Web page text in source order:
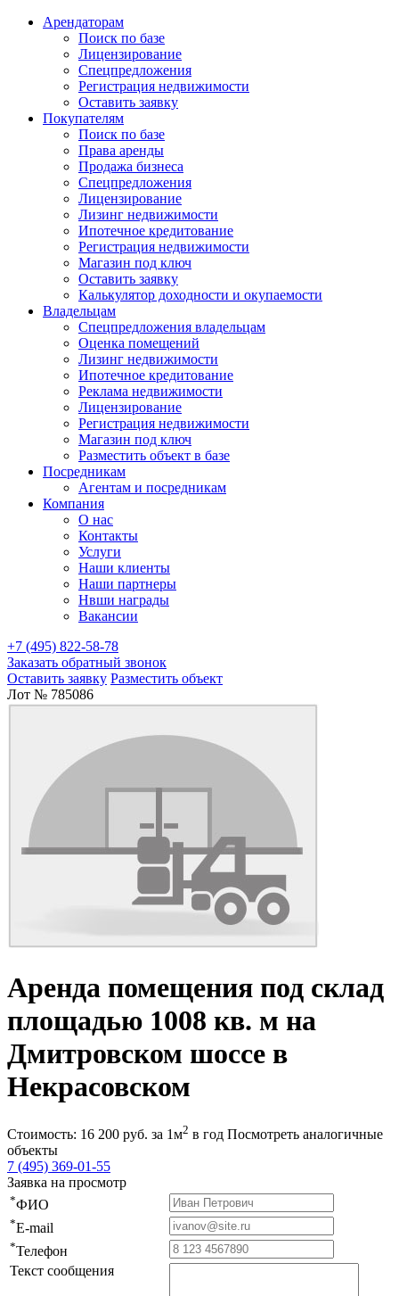
Арендаторам
Поиск по базе
Лицензирование
Спецпредложения
Регистрация недвижимости
Оставить заявку
Покупателям
Поиск по базе
Права аренды
Продажа бизнеса
Спецпредложения
Лицензирование
Лизинг недвижимости
Ипотечное кредитование
Регистрация недвижимости
Магазин под ключ
Оставить заявку
Калькулятор доходности и окупаемости
Владельцам
Спецпредложения владельцам
Оценка помещений
Лизинг недвижимости
Ипотечное кредитование
Реклама недвижимости
Лицензирование
Регистрация недвижимости
Магазин под ключ
Разместить объект в базе
Посредникам
Агентам и посредникам
Компания
О нас
Контакты
Услуги
Наши клиенты
Наши партнеры
Нвши награды
Вакансии
+7 (495) 822-58-78
Заказать обратный звонок
Оставить заявку Разместить объект
Лот № 785086
Аренда помещения под склад
площадью 1008 кв. м на
Дмитровском шоссе в
Некрасовском
Стоимость: 16 200 руб. за 1м2 в год Посмотреть аналогичные
объекты
7 (495) 369-01-55
Заявка на просмотр
*ФИО
*E-mail
*Телефон
Текст сообщения